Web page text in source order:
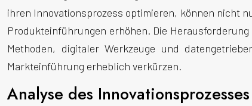
ihren Innovationsprozess optimieren, können nicht
Produkteinführungen erhöhen. Die
Methoden, digitaler Werkzeuge und
Markteinführung erheblich verkürzen.
Analyse des